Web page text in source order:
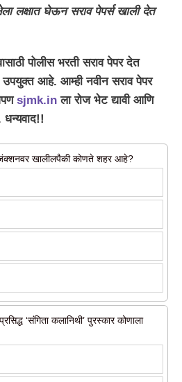
लक्षात घेऊन सराव पेपर्स खाली देत
पोलीस भरती सराव पेपर देत
उपयुक्त आहे. आम्ही नवीन सराव पेपर
sjmk.in ला रोज भेट द्यावी आणि
धन्यवाद!!
जंक्शनवर खालीलपैकी कोणते शहर आहे?
‘संगिता कलानिथी’ पुरस्कार कोणाला